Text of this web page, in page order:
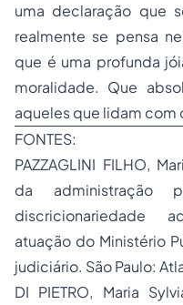
uma declaração que
realmente se pensa
que é uma profunda
moralidade. Que
aqueles que lidam com
FONTES:
PAZZAGLINI FILHO,
da administração
discricionariedade
atuação do Ministério
judiciário. São Paulo:
DI PIETRO, Maria